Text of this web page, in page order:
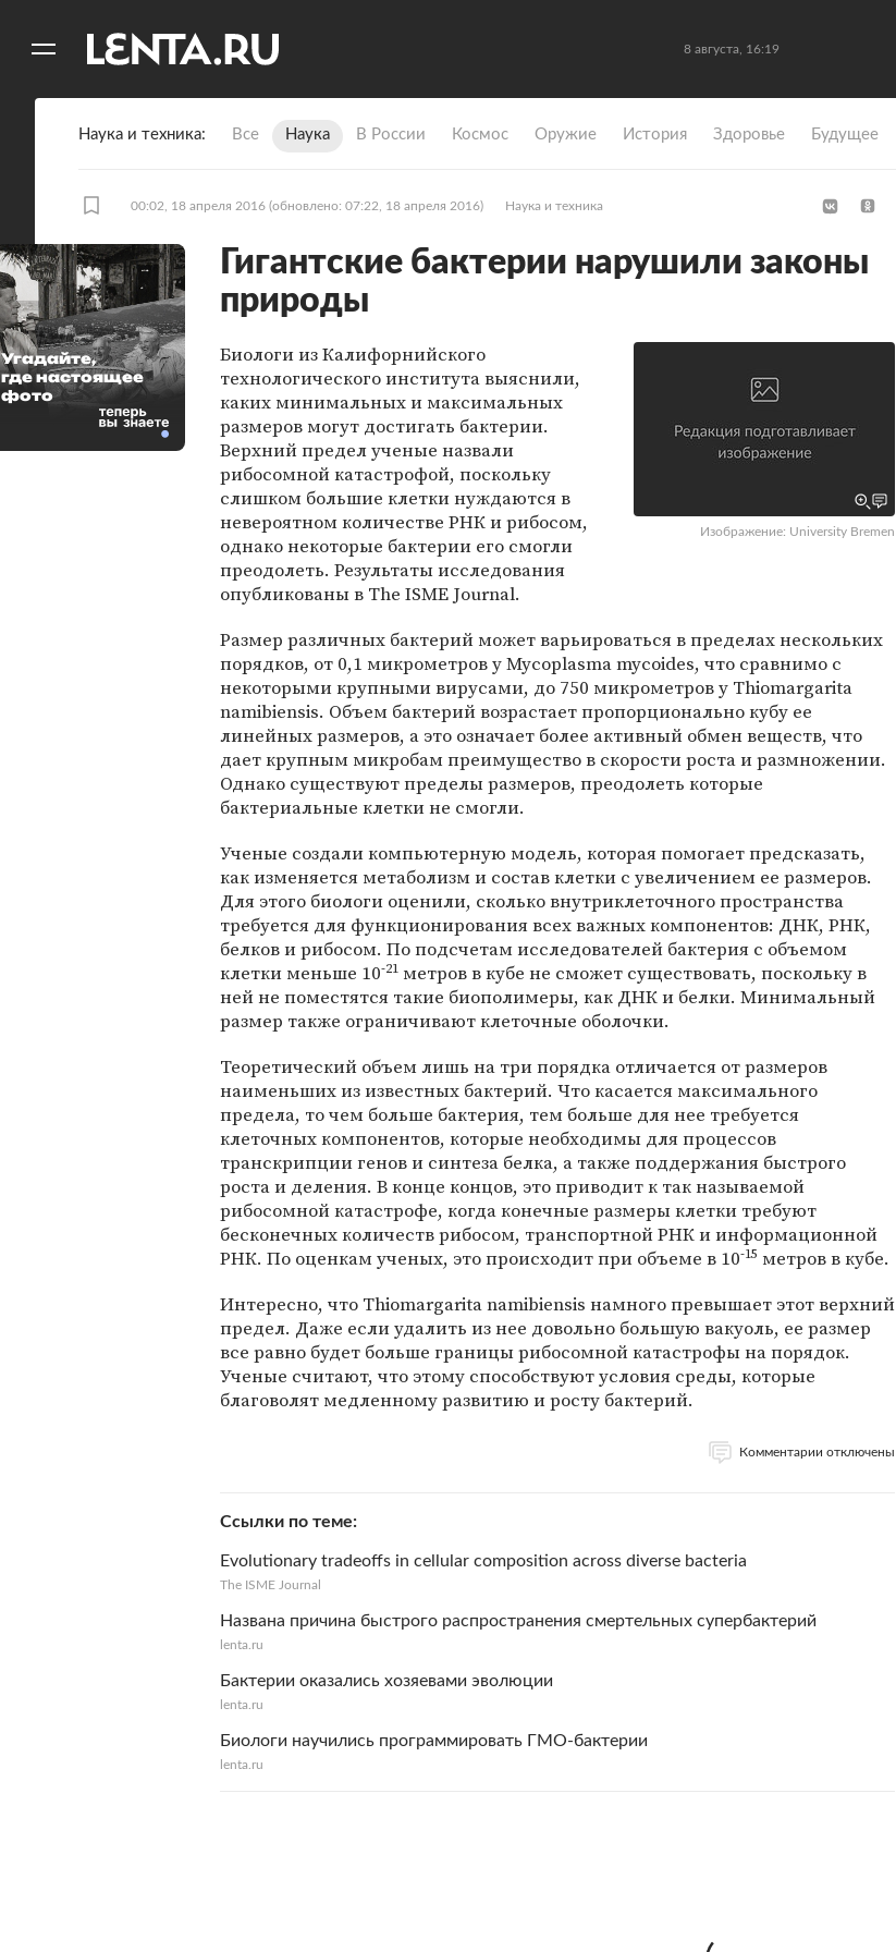
8 августа, 16:19
Наука и техника Все Наука В России Космос Оружие История Здоровье Будущее
00:02, 18 апреля 2016 (обновлено: 07:22, 18 апреля 2016) Наука и техника
Гигантские бактерии нарушили законы
природы
Изображение: University Bremen
Биологи из Калифорнийского
технологического института выяснили,
каких минимальных и максимальных
размеров могут достигать бактерии.
Верхний предел ученые назвали
рибосомной катастрофой, поскольку
слишком большие клетки нуждаются в
невероятном количестве РНК и рибосом,
однако некоторые бактерии его смогли
преодолеть. Результаты исследования
опубликованы в The ISME Journal.
Размер различных бактерий может варьироваться в пределах нескольких
порядков, от 0,1 микрометров у Mycoplasma mycoides, что сравнимо с
некоторыми крупными вирусами, до 750 микрометров у Thiomargarita
namibiensis. Объем бактерий возрастает пропорционально кубу ее
линейных размеров, а это означает более активный обмен веществ, что
дает крупным микробам преимущество в скорости роста и размножении.
Однако существуют пределы размеров, преодолеть которые
бактериальные клетки не смогли.
Ученые создали компьютерную модель, которая помогает предсказать,
как изменяется метаболизм и состав клетки с увеличением ее размеров.
Для этого биологи оценили, сколько внутриклеточного пространства
требуется для функционирования всех важных компонентов: ДНК, РНК,
белков и рибосом. По подсчетам исследователей бактерия с объемом
клетки меньше 10-21 метров в кубе не сможет существовать, поскольку в
ней не поместятся такие биополимеры, как ДНК и белки. Минимальный
размер также ограничивают клеточные оболочки.
Теоретический объем лишь на три порядка отличается от размеров
наименьших из известных бактерий. Что касается максимального
предела, то чем больше бактерия, тем больше для нее требуется
клеточных компонентов, которые необходимы для процессов
транскрипции генов и синтеза белка, а также поддержания быстрого
роста и деления. В конце концов, это приводит к так называемой
рибосомной катастрофе, когда конечные размеры клетки требуют
бесконечных количеств рибосом, транспортной РНК и информационной
РНК. По оценкам ученых, это происходит при объеме в 10-15 метров в кубе.
Интересно, что Thiomargarita namibiensis намного превышает этот верхний
предел. Даже если удалить из нее довольно большую вакуоль, ее размер
все равно будет больше границы рибосомной катастрофы на порядок.
Ученые считают, что этому способствуют условия среды, которые
благоволят медленному развитию и росту бактерий.
Комментарии отключены
Ссылки по теме
Evolutionary tradeoffs in cellular composition across diverse bacteria
The ISME Journal
Названа причина быстрого распространения смертельных супербактерий
lenta.ru
Бактерии оказались хозяевами эволюции
lenta.ru
Биологи научились программировать ГМО-бактерии
lenta.ru
Угадайте,
где настоящее
фото